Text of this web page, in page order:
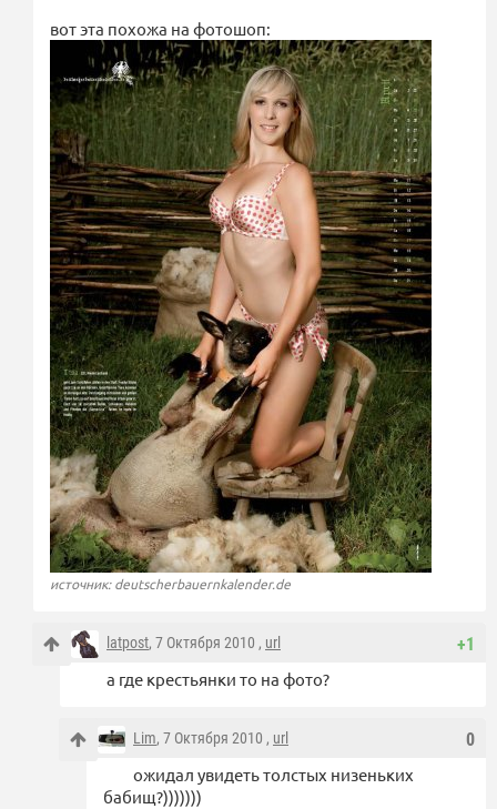
вот эта похожа на фотошоп:
источник: deutscherbauernkalender.de
+1
latpost, 7 Октября 2010 , url
а где крестьянки то на фото?
0
Lim, 7 Октября 2010 , url
ожидал увидеть толстых низеньких
бабищ?)))))))